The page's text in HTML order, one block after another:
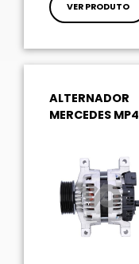
VER PRODUTO
ALTERNADOR
MERCEDES MP4